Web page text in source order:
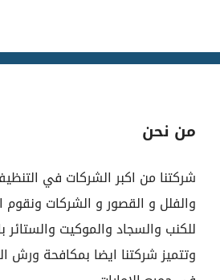
من نحن
شركتنا من اكبر الشركات في
والفلل و القصور و الشركات ونقوم
للكنب والسجاد والموكيت والستائر
وتتميز شركتنا ايضا بمكافحة ورش